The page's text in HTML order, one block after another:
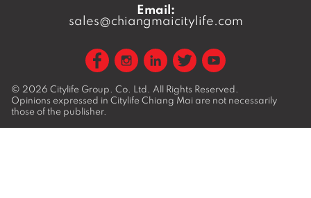
Email:
sales@chiangmaicitylife.com
© 2026 Citylife Group. Co. Ltd. All Rights Reserved.
Opinions expressed in Citylife Chiang Mai are not necessarily
those of the publisher.